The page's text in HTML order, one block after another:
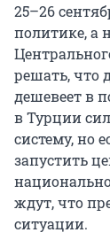
25–26
политике, а
решать, что
дешевеет в
в Турции
систему, но
запустить
ждут, что
ситуации.